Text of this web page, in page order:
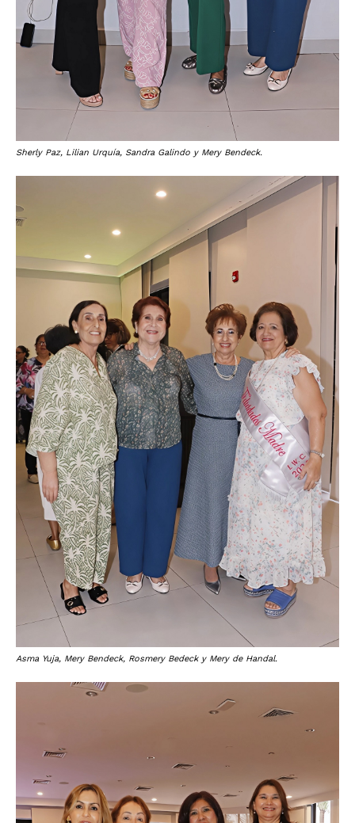
Sherly Paz, Lilian Urquía, Sandra Galindo y Mery Bendeck.
Asma Yuja, Mery Bendeck, Rosmery Bedeck y Mery de Handal.